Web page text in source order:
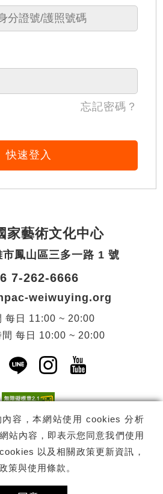
忘記密碼？
快速登入
容，本網站使用 cookies 分析
站內容，即表示您同意我們使用
以及相關政策更新資訊，
策與使用條款 。
家藝術文化中心
鳳山區三多一路 1 號
7-262-6666
weiwuying.org
每日
11:00 ~ 20:00
每日 10:00 ~ 20:00
另開新視窗)
開新視窗)
LINE(另開新視窗)
Instagram(另開新視
YouTube(另開
訂閱
中心 -衛武營國家藝術文化中心